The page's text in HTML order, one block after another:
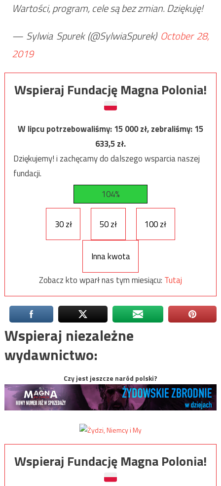
Wartości, program, cele są bez zmian. Dziękuję!
— Sylwia Spurek (@SylwiaSpurek) October 28,
2019
Wspieraj Fundację Magna Polonia!
W lipcu potrzebowaliśmy:15 000zł, zebraliśmy:15
633,5zł.
Dziękujemy! i zachęcamy do dalszego wsparcia naszej
fundacji.
104%
30 zł 50 zł 100 zł
Inna kwota
Zobacz kto wparł nas tym miesiącu: Tutaj
Wspieraj niezależne
wydawnictwo:
Czy jest jeszcze naród polski?
Wspieraj Fundację Magna Polonia!